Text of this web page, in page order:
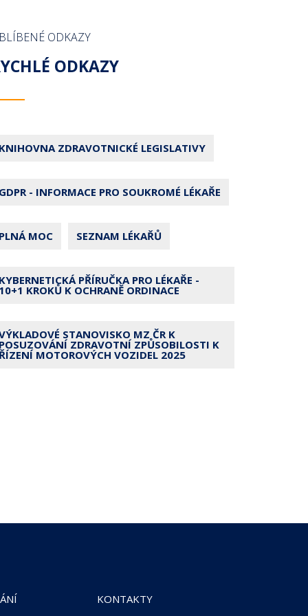
ODKAZY
ODKAZY
ZDRAVOTNICKÉ LEGISLATIVY
- INFORMACE PRO SOUKROMÉ LÉKAŘE
MOC SEZNAM LÉKAŘŮ
PŘÍRUČKA PRO LÉKAŘE -
KROKŮ K OCHRANĚ ORDINACE
STANOVISKO MZ ČR K
ZDRAVOTNÍ ZPŮSOBILOSTI K
MOTOROVÝCH VOZIDEL 2025
KONTAKTY